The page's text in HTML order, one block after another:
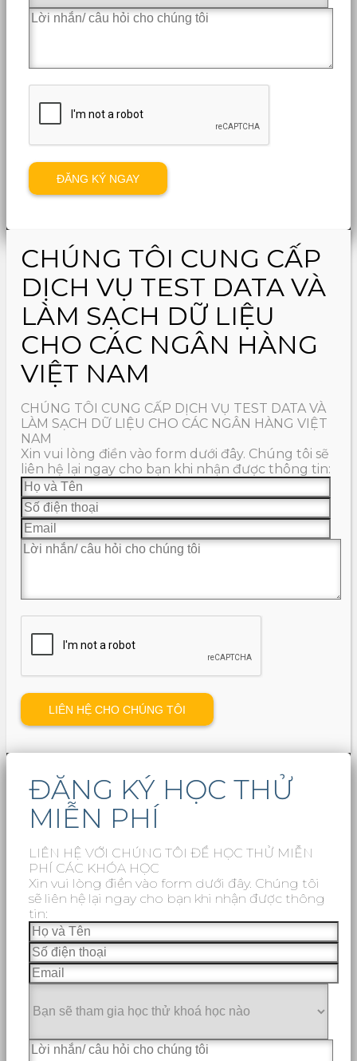
CHÚNG TÔI CUNG CẤP
DỊCH VỤ TEST DATA VÀ
LÀM SẠCH DỮ LIỆU
CHO CÁC NGÂN HÀNG
VIỆT NAM
CHÚNG TÔI CUNG CẤP DỊCH VỤ TEST DATA VÀ
LÀM SẠCH DỮ LIỆU CHO CÁC NGÂN HÀNG VIỆT
NAM
Xin vui lòng điền vào form dưới đây. Chúng tôi sẽ
liên hệ lại ngay cho bạn khi nhận được thông tin:
ĐĂNG KÝ HỌC THỬ
MIỄN PHÍ
LIÊN HỆ VỚI CHÚNG TÔI ĐỂ HỌC THỬ MIỄN
PHÍ CÁC KHÓA HỌC
Xin vui lòng điền vào form dưới đây. Chúng tôi
sẽ liên hệ lại ngay cho bạn khi nhận được thông
tin: